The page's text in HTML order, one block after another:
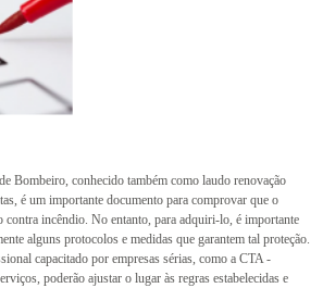
Bombeiro, conhecido também como laudo renovação
é um importante documento para comprovar que o
contra incêndio. No entanto, para adquiri-lo, é importante
alguns protocolos e medidas que garantem tal proteção.
capacitado por empresas sérias, como a CTA -
poderão ajustar o lugar às regras estabelecidas e